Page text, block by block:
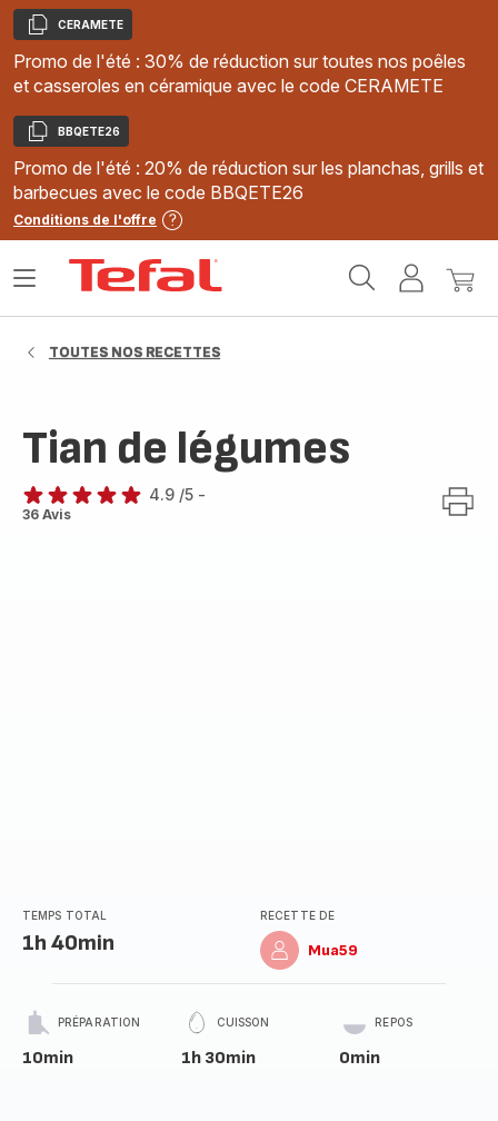
Copier
CERAMETE
Promo de l'été : 30% de réduction sur toutes nos poêles
et casseroles en céramique avec le code CERAMETE
Copier
BBQETE26
Promo de l'été : 20% de réduction sur les planchas, grills et
barbecues avec le code BBQETE26
Conditions de l'offre
MonMon
Ouvrir
TOUTES NOS RECETTES
Tian de légumes
ratings.4.9
4.9 /5 -
36 Avis
TEMPS TOTAL
1h 40min
RECETTE DE
Mua59
PRÉPARATION
10min
CUISSON
1h 30min
REPOS
0min